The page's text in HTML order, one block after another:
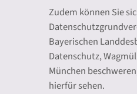
Zudem können Sie
Bayerischen
Datenschutz,
München
hierfür sehen.